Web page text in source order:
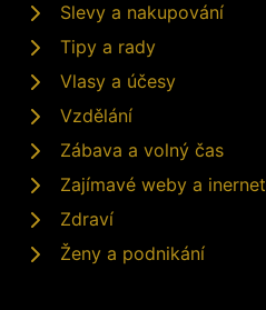
Slevy a nakupování
Tipy a rady
Vlasy a účesy
Vzdělání
Zábava a volný čas
Zajímavé weby a inernet
Zdraví
Ženy a podnikání